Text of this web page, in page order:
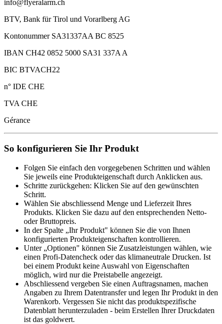
info@flyeralarm.ch
BTV, Bank für Tirol und Vorarlberg AG
Kontonummer SA31337AA BC 8525
IBAN CH42 0852 5000 SA31 337A A
BIC BTVACH22
n° IDE CHE
TVA CHE
Gérance
So konfigurieren Sie Ihr Produkt
Folgen Sie einfach den vorgegebenen Schritten und wählen
Sie jeweils eine Produkteigenschaft durch Anklicken aus.
Schritte zurückgehen: Klicken Sie auf den gewünschten
Schritt.
Wählen Sie abschliessend Menge und Lieferzeit Ihres
Produkts. Klicken Sie dazu auf den entsprechenden Netto-
oder Bruttopreis.
In der Spalte „Ihr Produkt" können Sie die von Ihnen
konfigurierten Produkteigenschaften kontrollieren.
Unter „Optionen" können Sie Zusatzleistungen wählen, wie
einen Profi-Datencheck oder das klimaneutrale Drucken. Ist
bei einem Produkt keine Auswahl von Eigenschaften
möglich, wird nur die Preistabelle angezeigt.
Abschliessend vergeben Sie einen Auftragsnamen, machen
Angaben zu Ihrem Datentransfer und legen Ihr Produkt in den
Warenkorb. Vergessen Sie nicht das produktspezifische
Datenblatt herunterzuladen - beim Erstellen Ihrer Druckdaten
ist das goldwert.